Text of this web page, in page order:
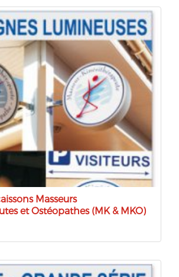
Masseurs
et Ostéopathes (MK & MKO)